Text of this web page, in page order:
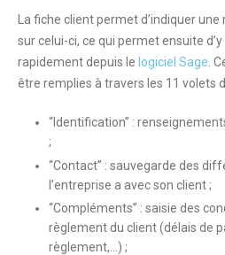
La fiche clientpermet d’indiquer
sur celui-ci, ce qui permet ensuite
rapidement depuis le logiciel Sage.
être remplies à travers les 11 volets
“Identification” :
;
“Contact” : sauvegarde des
l’entreprise a avec son client ;
“Compléments” : saisie des
règlement du client (délais de
règlement,…) ;